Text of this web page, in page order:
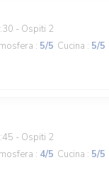
- Ospiti 2
: 5/5 Cucina : 5/5
- Ospiti 2
: 4/5 Cucina : 5/5